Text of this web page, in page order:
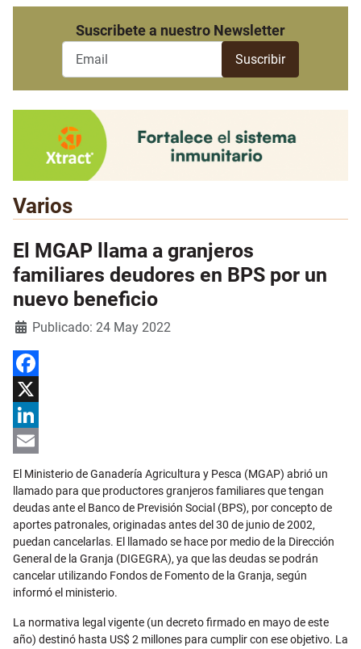
Suscribete a nuestro Newsletter
Varios
El MGAP llama a granjeros
familiares deudores en BPS por un
nuevo beneficio
Detalles
Publicado: 24 May 2022
Facebook
X
LinkedIn
Email
El Ministerio de Ganadería Agricultura y Pesca (MGAP) abrió un
llamado para que productores granjeros familiares que tengan
deudas ante el Banco de Previsión Social (BPS), por concepto de
aportes patronales, originadas antes del 30 de junio de 2002,
puedan cancelarlas. El llamado se hace por medio de la Dirección
General de la Granja (DIGEGRA), ya que las deudas se podrán
cancelar utilizando Fondos de Fomento de la Granja, según
informó el ministerio.
La normativa legal vigente (un decreto firmado en mayo de este
año) destinó hasta US$ 2 millones para cumplir con ese objetivo. La